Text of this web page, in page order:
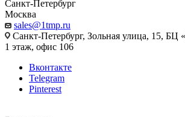
Санкт-Петербург
Москва
sales@1tmp.ru
Санкт-Петербург, Зольная улица, 15, БЦ
1 этаж, офис 106
Вконтакте
Telegram
Pinterest